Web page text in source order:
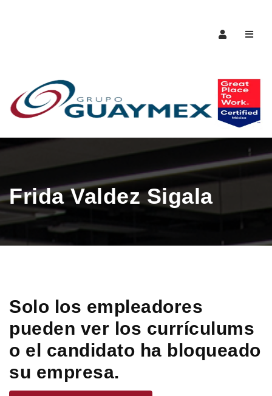
Frida Valdez Sigala
Solo los empleadores
pueden ver los currículums
o el candidato ha bloqueado
su empresa.